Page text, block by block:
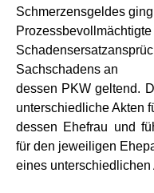
Schmerzensgeldes
Sachschadens an
dessen PKW geltend.
unterschiedliche Akten
dessen Ehefrau und
für den jeweiligen
eines unterschiedlichen